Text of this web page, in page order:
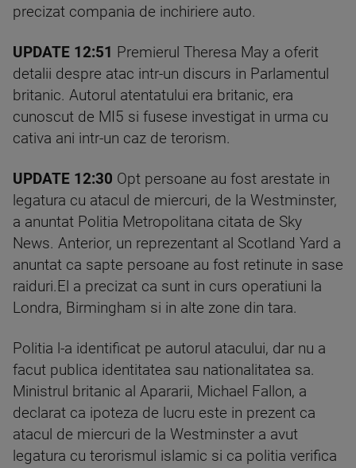
precizat compania de inchiriere auto.
UPDATE 12:51 Premierul Theresa May a oferit
detalii despre atac intr-un discurs in Parlamentul
britanic. Autorul atentatului era britanic, era
cunoscut de MI5 si fusese investigat in urma cu
cativa ani intr-un caz de terorism.
UPDATE 12:30 Opt persoane au fost arestate in
legatura cu atacul de miercuri, de la Westminster,
a anuntat Politia Metropolitana citata de Sky
News. Anterior, un reprezentant al Scotland Yard a
anuntat ca sapte persoane au fost retinute in sase
raiduri.El a precizat ca sunt in curs operatiuni la
Londra, Birmingham si in alte zone din tara.
Politia l-a identificat pe autorul atacului, dar nu a
facut publica identitatea sau nationalitatea sa.
Ministrul britanic al Apararii, Michael Fallon, a
declarat ca ipoteza de lucru este in prezent ca
atacul de miercuri de la Westminster a avut
legatura cu terorismul islamic si ca politia verifica